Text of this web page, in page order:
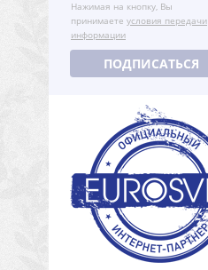
Нажимая на кнопку, Вы
принимаете условия передачи
информации
ПОДПИСАТЬСЯ